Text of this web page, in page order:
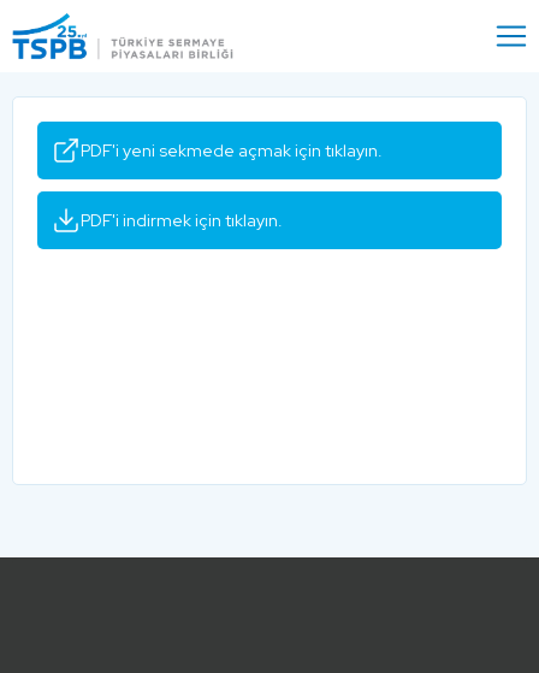
Close
PDF'i yeni sekmede açmak için tıklayın.
PDF'i indirmek için tıklayın.